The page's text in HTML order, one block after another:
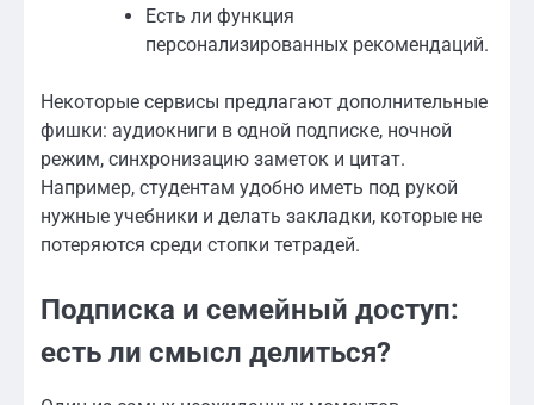
Есть ли функция
персонализированных рекомендаций.
Некоторые сервисы предлагают дополнительные
фишки: аудиокниги в одной подписке, ночной
режим, синхронизацию заметок и цитат.
Например, студентам удобно иметь под рукой
нужные учебники и делать закладки, которые не
потеряются среди стопки тетрадей.
Подписка и семейный доступ:
есть ли смысл делиться?